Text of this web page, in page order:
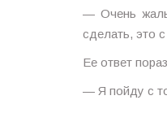
— Очень
сделать, это
Ее ответ
— Я пойду с